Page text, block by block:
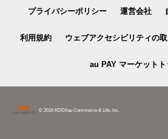
プライバシーポリシー 運営会社
利用規約 ウェブアクセシビリティの
au PAY マーケットト
© 2016 KDDI/au Commerce & Life, Inc.